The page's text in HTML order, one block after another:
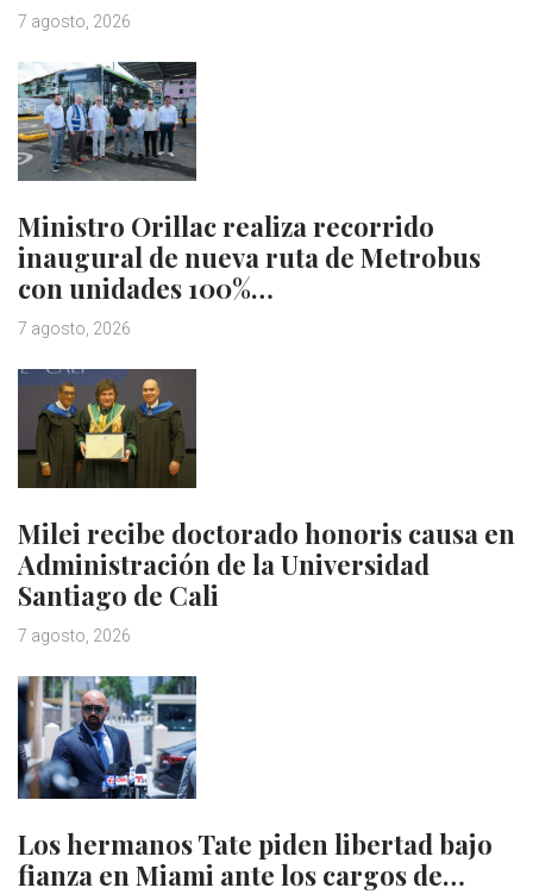
7 agosto, 2026
Ministro Orillac realiza recorrido
inaugural de nueva ruta de Metrobus
con unidades 100%…
7 agosto, 2026
Milei recibe doctorado honoris causa en
Administración de la Universidad
Santiago de Cali
7 agosto, 2026
Los hermanos Tate piden libertad bajo
fianza en Miami ante los cargos de…